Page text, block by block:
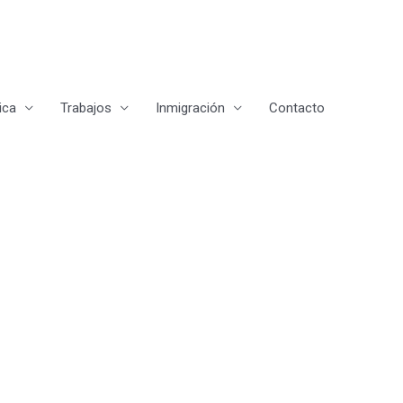
Trabajos Inmigración Contacto